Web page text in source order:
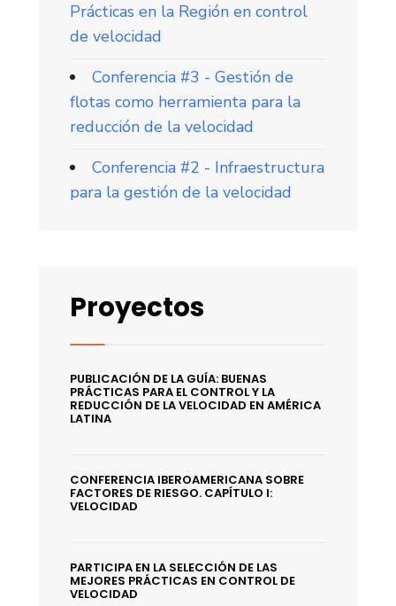
Prácticas en la Región en control
de velocidad
Conferencia #3 - Gestión de
flotas como herramienta para la
reducción de la velocidad
Conferencia #2 - Infraestructura
para la gestión de la velocidad
Proyectos
PUBLICACIÓN DE LA GUÍA: BUENAS
PRÁCTICAS PARA EL CONTROL Y LA
REDUCCIÓN DE LA VELOCIDAD EN AMÉRICA
LATINA
CONFERENCIA IBEROAMERICANA SOBRE
FACTORES DE RIESGO. CAPÍTULO I:
VELOCIDAD
PARTICIPA EN LA SELECCIÓN DE LAS
MEJORES PRÁCTICAS EN CONTROL DE
VELOCIDAD